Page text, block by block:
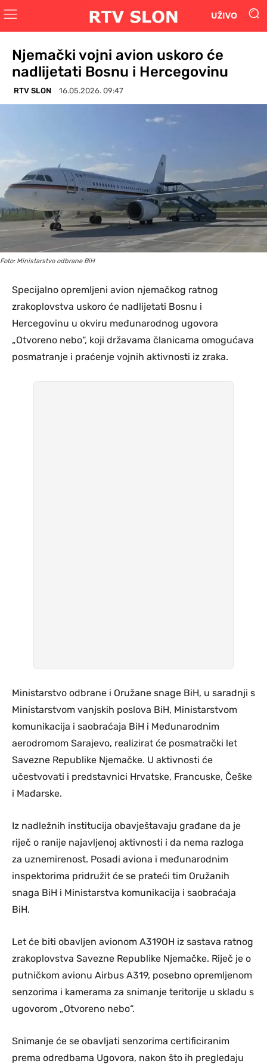
UŽIVO
Njemački vojni avion uskoro će
nadlijetati Bosnu i Hercegovinu
RTV SLON 16.05.2026. 09:47
Foto: Ministarstvo odbrane BiH
Specijalno opremljeni avion njemačkog ratnog
zrakoplovstva uskoro će nadlijetati Bosnu i
Hercegovinu u okviru međunarodnog ugovora
„Otvoreno nebo“, koji državama članicama omogućava
posmatranje i praćenje vojnih aktivnosti iz zraka.
Ministarstvo odbrane i Oružane snage BiH, u saradnji s
Ministarstvom vanjskih poslova BiH, Ministarstvom
komunikacija i saobraćaja BiH i Međunarodnim
aerodromom Sarajevo, realizirat će posmatrački let
Savezne Republike Njemačke. U aktivnosti će
učestvovati i predstavnici Hrvatske, Francuske, Češke
i Mađarske.
Iz nadležnih institucija obavještavaju građane da je
riječ o ranije najavljenoj aktivnosti i da nema razloga
za uznemirenost. Posadi aviona i međunarodnim
inspektorima pridružit će se prateći tim Oružanih
snaga BiH i Ministarstva komunikacija i saobraćaja
BiH.
Let će biti obavljen avionom A319OH iz sastava ratnog
zrakoplovstva Savezne Republike Njemačke. Riječ je o
putničkom avionu Airbus A319, posebno opremljenom
senzorima i kamerama za snimanje teritorije u skladu s
ugovorom „Otvoreno nebo“.
Snimanje će se obavljati senzorima certificiranim
prema odredbama Ugovora, nakon što ih pregledaju